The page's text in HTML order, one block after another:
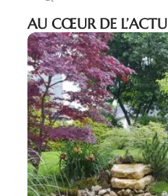
AU CŒUR DE L’ACTU